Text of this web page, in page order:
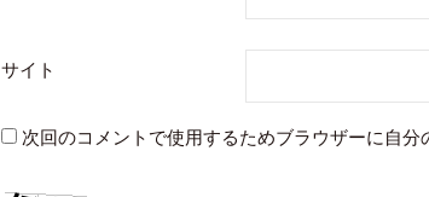
サイト
次回のコメントで使用するためブラウザーに自分